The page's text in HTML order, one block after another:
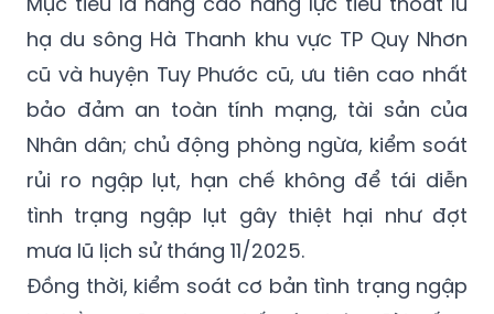
cũ và huyện Tuy Phước cũ, ưu tiên cao nhất
bảo đảm an toàn tính mạng, tài sản của
Nhân dân; chủ động phòng ngừa, kiểm soát
rủi ro ngập lụt, hạn chế không để tái diễn
tình trạng ngập lụt gây thiệt hại như đợt
mưa lũ lịch sử tháng 11/2025.
Đồng thời, kiểm soát cơ bản tình trạng ngập
lụt hằng năm, hạn chế xáo trộn đời sống
Nhân dân, đặc biệt tại khu vực TP Quy Nhơn